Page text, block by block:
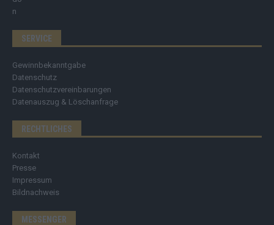
SERVICE
Gewinnbekanntgabe
Datenschutz
Datenschutzvereinbarungen
Datenauszug & Löschanfrage
RECHTLICHES
Kontakt
Presse
Impressum
Bildnachweis
MESSENGER